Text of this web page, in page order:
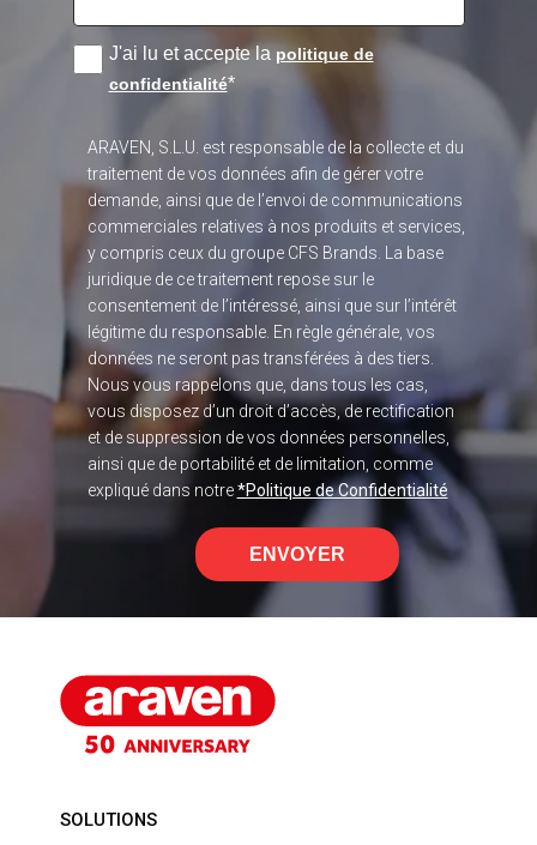
J'ai lu et accepte la politique de
confidentialité*
ARAVEN, S.L.U. est responsable de la collecte et du
traitement de vos données afin de gérer votre
demande, ainsi que de l’envoi de communications
commerciales relatives à nos produits et services,
y compris ceux du groupe CFS Brands. La base
juridique de ce traitement repose sur le
consentement de l’intéressé, ainsi que sur l’intérêt
légitime du responsable. En règle générale, vos
données ne seront pas transférées à des tiers.
Nous vous rappelons que, dans tous les cas,
vous disposez d’un droit d’accès, de rectification
et de suppression de vos données personnelles,
ainsi que de portabilité et de limitation, comme
expliqué dans notre*Politique de Confidentialité
ENVOYER
SOLUTIONS